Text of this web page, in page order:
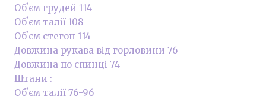
Обʼєм грудей 114
Обʼєм талії 108
Обʼєм стегон 114
Довжина рукава від горловини 76
Довжина по спинці 74
Штани :
Обʼєм талії 76-96